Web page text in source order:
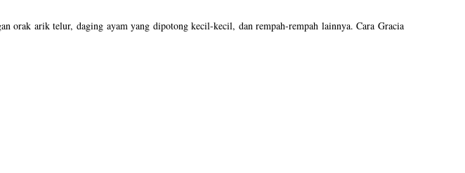
orak arik telur, daging ayam yang dipotong kecil-kecil, dan rempah-rempah lainnya. Cara Gracia